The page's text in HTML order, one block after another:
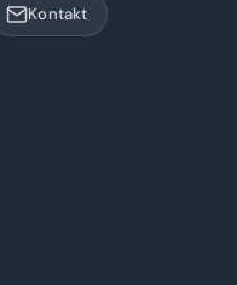
Kontakt